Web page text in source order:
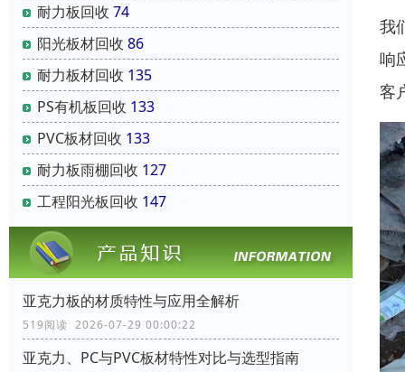
耐力板回收 74
阳光板材回收 86
耐力板材回收 135
PS有机板回收 133
PVC板材回收 133
耐力板雨棚回收 127
工程阳光板回收 147
亚克力板的材质特性与应用全解析
519阅读 2026-07-29 00:00:22
亚克力、PC与PVC板材特性对比与选型指南
我
响
客